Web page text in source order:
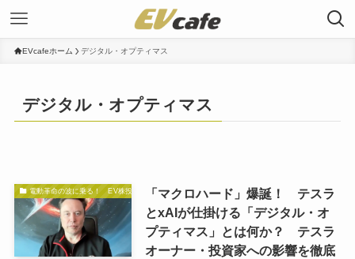
EVcafeホーム デジタル・オプティマス
デジタル・オプティマス
電動革命の波に乗る！ EV株投資の秘訣「マクロハード」爆誕！ テスラ
とxAIが仕掛ける「デジタル・オ
プティマス」とは何か？ テスラ
オーナー・投資家への影響を徹底